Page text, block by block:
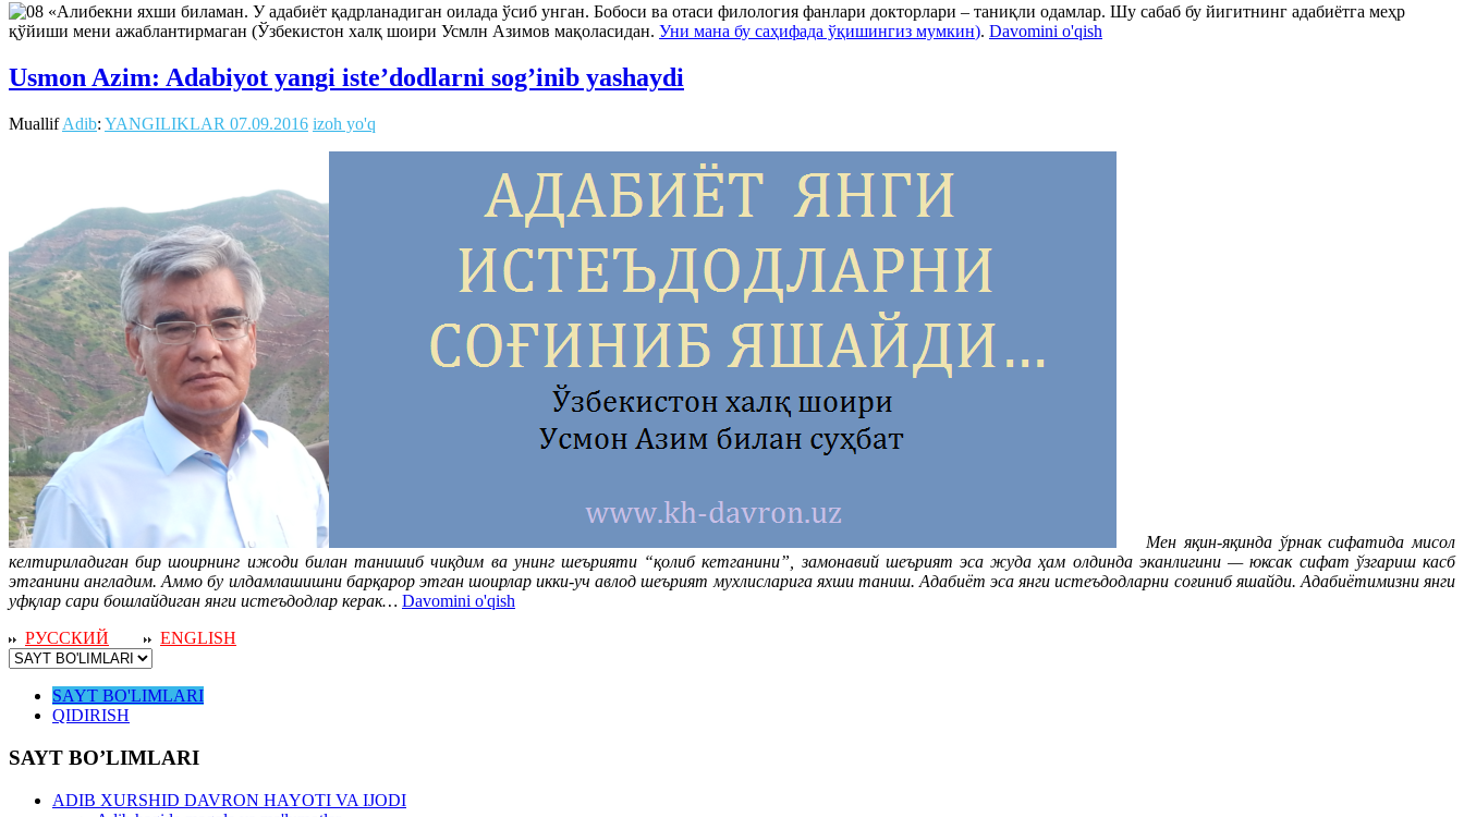
«Алибекни яхши биламан. У адабиёт қадрланадиган оилада ўсиб унган. Бобоси ва отаси филология фанлари докторлари – таниқли одамлар. Шу сабаб бу йигитнинг адабиётга меҳр
қўйиши мени ажаблантирмаган (Ўзбекистон халқ шоири Усмлн Азимов мақoласидан. Уни мана бу саҳифада ўқишингиз мумкин). Davomini o'qish
Usmon Azim: Adabiyot yangi iste’dodlarni sog’inib yashaydi
MuallifAdib: YANGILIKLAR 07.09.2016 izoh yo'q
Мен яқин-яқинда ўрнак сифатида мисол
келтириладиган бир шоирнинг ижоди билан танишиб чиқдим ва унинг шеърияти “қолиб кетганини”, замонавий шеърият эса жуда ҳам олдинда эканлигини — юксак сифат ўзгариш касб
этганини англадим. Аммо бу илдамлашишни барқарор этган шоирлар икки-уч авлод шеърият мухлисларига яхши таниш. Адабиёт эса янги истеъдодларни соғиниб яшайди. Адабиётимизни янги
уфқлар сари бошлайдиган янги истеъдодлар керак… Davomini o'qish
РУССКИЙ
ENGLISH
SAYT BO'LIMLARI
QIDIRISH
SAYT BO’LIMLARI
ADIB XURSHID DAVRON HAYOTI VA IJODI